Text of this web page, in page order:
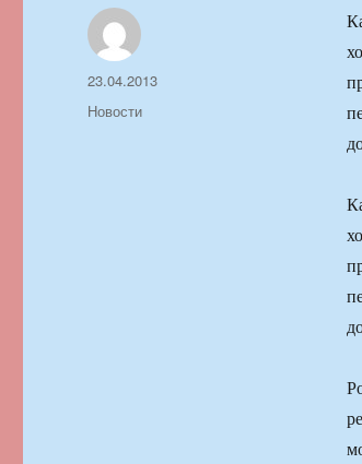
Автор
Опубликовано
23.04.2013
Рубрики
Новости